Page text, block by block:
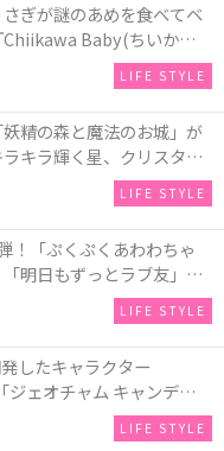
ぎが謎のあめを食べてベ
Baby(ちいかわベ
で開催！
LIFE STYLE
精の森と魔法のお城」が
キラ輝く星、クリスタル
LIFE STYLE
！「ぷくぷくあわわちゃ
明日もずっとラブ友」な
「遊べるメモ帳」が発売
LIFE STYLE
したキャラクター
ェオチャム キャンディデ
一部店舗限定で特別装飾
LIFE STYLE